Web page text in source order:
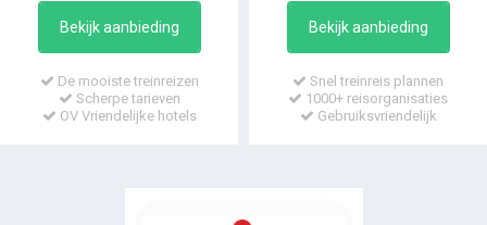
Bekijk aanbieding
De mooiste treinreizen
Scherpe tarieven
OV Vriendelijke hotels
Bekijk aanbieding
Snel treinreis plannen
1000+ reisorganisaties
Gebruiksvriendelijk